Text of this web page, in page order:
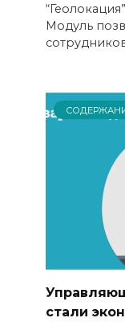
Модуль
стали